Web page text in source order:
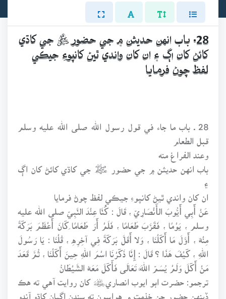
28. باب انهن حديثن ۾ جي حضور ﷺ جي کاڌي
کائڻ کان اڳ ۽ ان کان واندي ٿيڻ کانپوءِ جيڪي
لفظ چوڻ فرمايا
28 ـ باب ما جاء في قول رسول الله صلى الله عليه وسلم
قبل الطعام
وعند الفراغ منه
باب انهن حديثن ۾ جي حضور ﷺ جي کاڌي کائڻ کان اڳ
ان کان واندي ٿيڻ کانپوءِ جيڪي لفظ چوڻ فرمايا
عَنْ أَبِي أَيُّوبَ الأَنْصَارِيِّ ، قَالَ : كُنَّا عِنْدَ النَّبِيِّ صلى الله عليه
وسلم ، يَوْمًا ، فَقَرَّبَ طَعَامًا ، فَلَمْ أَرَ طَعَامًا كَانَ أَعْظَمَ بَرَكَةً
مِنْهُ ، أَوَّلَ مَا أَكَلْنَا ، وَلا أَقَلَّ بَرَكَةً فِي آخِرِهِ ، قُلْنَا : يَا رَسُولَ
اللهِ ، كَيْفَ هَذَا ؟ قَالَ : إِنَّا ذَكَرْنَا اسْمَ اللهِ حِينَ أَكَلْنَا ، ثُمَّ قَعَدَ
مَنْ أَكَلَ وَلَمْ يُسَمِّ اللَّهَ تَعَالَى فَأَكَلَ مَعَهُ الشَّيْطَانُ
ترجمو: حضرت ابو ايوب انصاري﷦ کان روايت آهي ته هڪ
ڏينهن حضور جن خذمت ۾ هواسون ته سندن اڳيان کاڌو آندو